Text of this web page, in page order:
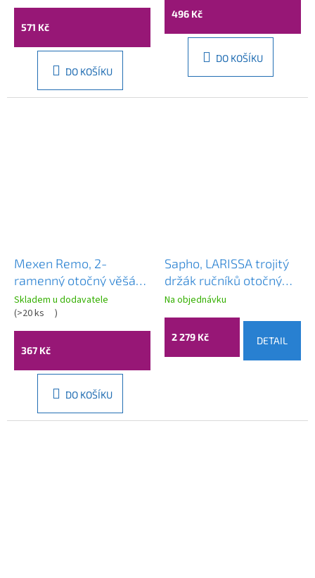
571 Kč
DO KOŠÍKU
496 Kč
DO KOŠÍKU
Mexen Remo, 2-
ramenný otočný věšák
na ručníky, broušená
ocel, 70507255-97
Skladem u dodavatele
(>20 ks )
367 Kč
DO KOŠÍKU
Sapho, LARISSA trojitý
držák ručníků otočný
350mm, černá/zlato
mat, WS022BG
Na objednávku
2 279 Kč DETAIL